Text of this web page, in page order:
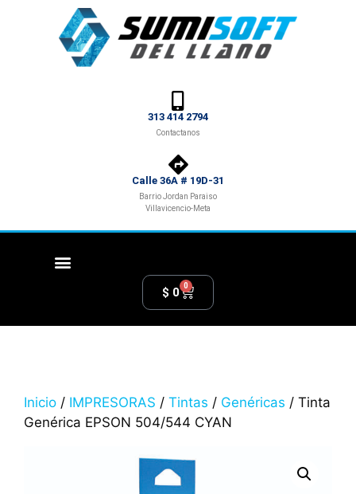
313 414 2794
Contactanos
Calle 36A # 19D-31
Barrio Jordan Paraiso
Villavicencio-Meta
$ 0 0
Inicio / IMPRESORAS / Tintas / Genéricas / Tinta
Genérica EPSON 504/544 CYAN